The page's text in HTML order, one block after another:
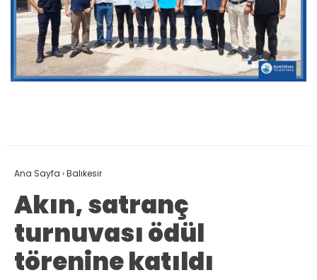
Ana Sayfa ›Balıkesir
Akın, satranç
turnuvası ödül
törenine katıldı